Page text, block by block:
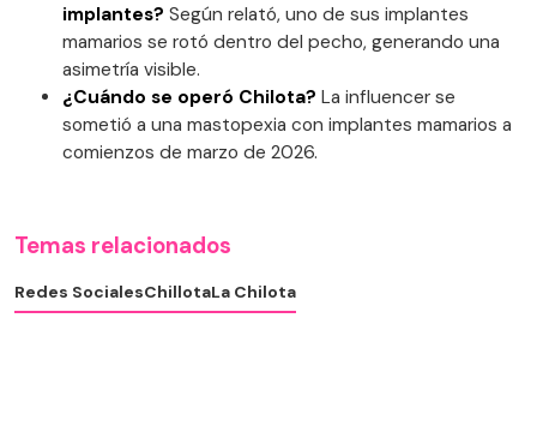
implantes? Según relató, uno de sus implantes
mamarios se rotó dentro del pecho, generando una
asimetría visible.
¿Cuándo se operó Chilota? La influencer se
sometió a una mastopexia con implantes mamarios a
comienzos de marzo de 2026.
Temas relacionados
Redes SocialesChillotaLa Chilota